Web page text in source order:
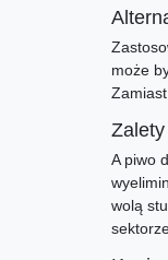
może
A piwo
wolą